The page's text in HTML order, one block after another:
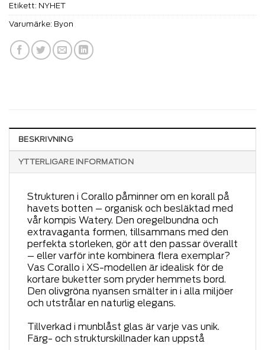
Etikett: NYHET
Varumärke: Byon
BESKRIVNING
YTTERLIGARE INFORMATION
Strukturen i Corallo påminner om en korall på
havets botten – organisk och besläktad med
vår kompis Watery. Den oregelbundna och
extravaganta formen, tillsammans med den
perfekta storleken, gör att den passar överallt
– eller varför inte kombinera flera exemplar?
Vas Corallo i XS-modellen är idealisk för de
kortare buketter som pryder hemmets bord.
Den olivgröna nyansen smälter in i alla miljöer
och utstrålar en naturlig elegans.
Tillverkad i munblåst glas är varje vas unik.
Färg- och strukturskillnader kan uppstå